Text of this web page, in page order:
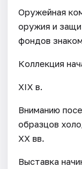
Оружейная
оружия и
фондов
Коллекция
XIX в.
Вниманию
образцов
XX вв.
Выставка